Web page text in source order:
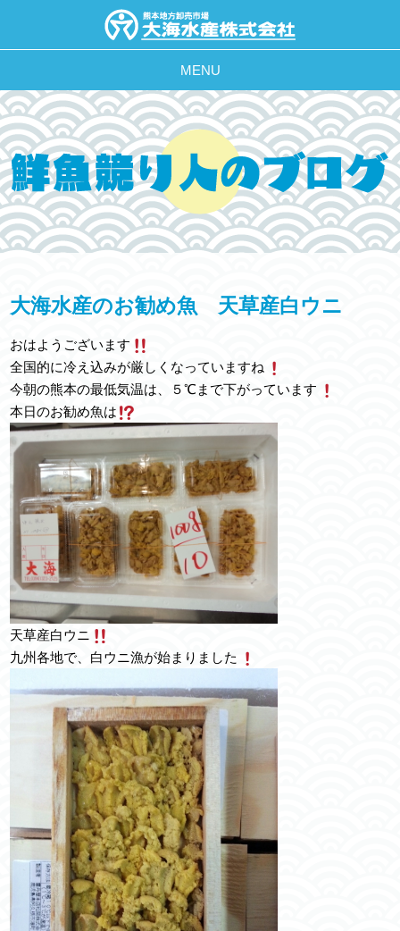
MENU
大海水産のお勧め魚 天草産白ウニ
おはようございます
全国的に冷え込みが厳しくなっていますね
今朝の熊本の最低気温は、５℃まで下がっています
本日のお勧め魚は
天草産白ウニ
九州各地で、白ウニ漁が始まりました